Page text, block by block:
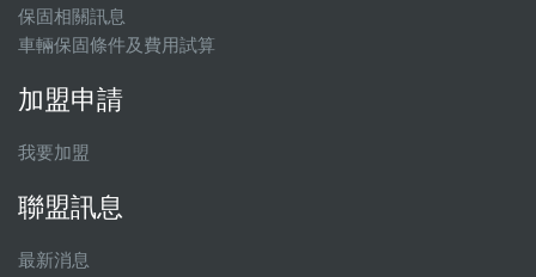
保固相關訊息
車輛保固條件及費用試算
加盟申請
我要加盟
聯盟訊息
最新消息